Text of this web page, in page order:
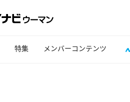
特集 メンバーコンテンツ